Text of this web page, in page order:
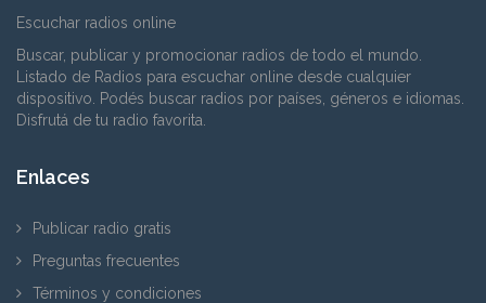
Escuchar radios online
Buscar, publicar y promocionar radios de todo el mundo.
Listado de Radios para escuchar online desde cualquier
dispositivo. Podés buscar radios por países, géneros e idiomas.
Disfrutá de tu radio favorita.
Enlaces
Publicar radio gratis
Preguntas frecuentes
Términos y condiciones